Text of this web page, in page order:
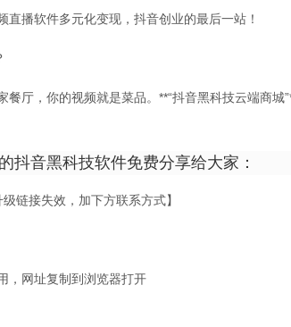
直播软件多元化变现，抖音创业的最后一站！
餐厅，你的视频就是菜品。**“抖音黑科技云端商
抖音黑科技软件免费分享给大家：
链接失效，加下方联系方式】
，网址复制到浏览器打开